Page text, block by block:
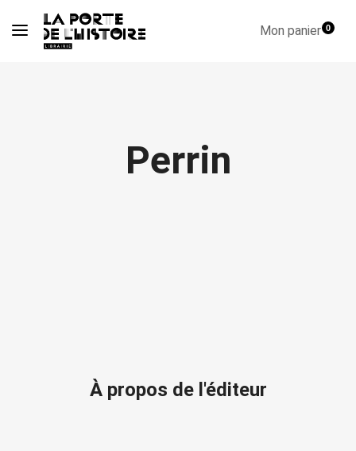
Mon panier0
Perrin
À propos de l'éditeur